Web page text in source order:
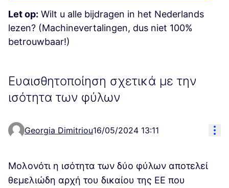
Let op: Wilt u alle bijdragen in het Nederlands
lezen? (Machinevertalingen, dus niet 100%
betrouwbaar!)
Ευαισθητοποίηση σχετικά με την
ισότητα των φύλων
Georgia Dimitriou16/05/2024 13:11
Μολονότι η ισότητα των δύο φύλων αποτελεί
θεμελιώδη αρχή του δικαίου της ΕΕ που